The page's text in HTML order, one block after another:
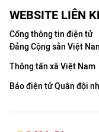
WEBSITE LIÊN
Cổng thông tin điện tử
Đảng Cộng sản Việt
Thông tấn xã Việt Nam
Báo điện tử Quân đội